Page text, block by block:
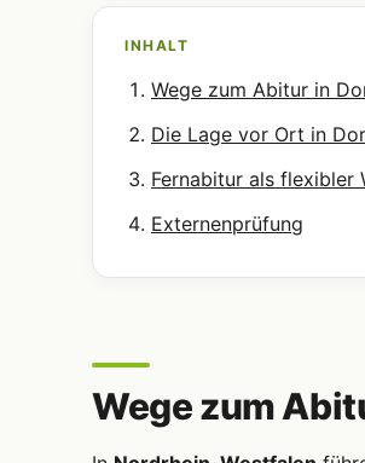
INHALT
Wege zum Abitur in
Die Lage vor Ort in
Fernabitur als flexibler
Externenprüfung
Wege zum